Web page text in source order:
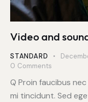
Video and
STANDARD
0 Comments
Q Proin faucibus
mi tincidunt. Sed